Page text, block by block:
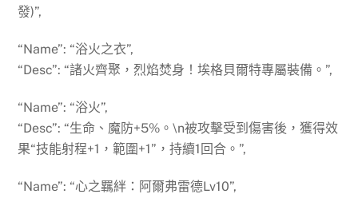
發)”,
“Name”: “浴火之衣”,
“Desc”: “諸火齊聚，烈焰焚身！埃格貝爾特專屬裝備。”,
“Name”: “浴火”,
“Desc”: “生命、魔防+5%。\n被攻擊受到傷害後，獲得效
果“技能射程+1，範圍+1”，持續1回合。”,
“Name”: “心之羈絆：阿爾弗雷德Lv10”,